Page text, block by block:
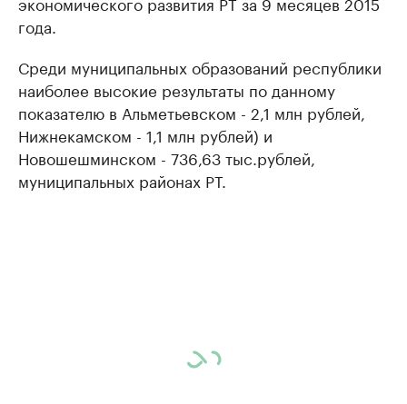
года.
Среди муниципальных образований республики
наиболее высокие результаты по данному
показателю в Альметьевском - 2,1 млн рублей,
Нижнекамском - 1,1 млн рублей) и
Новошешминском - 736,63 тыс.рублей,
муниципальных районах РТ.